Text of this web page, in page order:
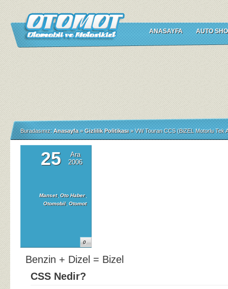
ANASAYFA AUTO
Buradasınız: Anasayfa » Gizlilik Politikası » VW Touran CCS (BiZEL Motorlu Tek
25
Ara
2006
Manset, Oto Haber,
Otomobil, Otomot
0
Benzin + Dizel = Bizel
CSS Nedir?